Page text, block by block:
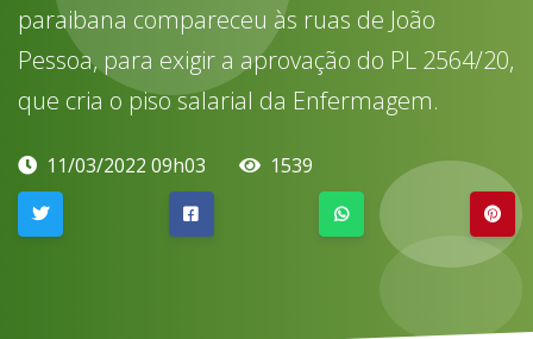
paraibana compareceu às ruas de João
Pessoa, para exigir a aprovação do PL 2564/20,
que cria o piso salarial da Enfermagem.
11/03/2022 09h03 1539